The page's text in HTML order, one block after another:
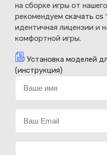
на сборке игры от
рекомендуем скачать cs
идентичная лицензии и
комфортной игры.
Установка моделей
(инструкция)